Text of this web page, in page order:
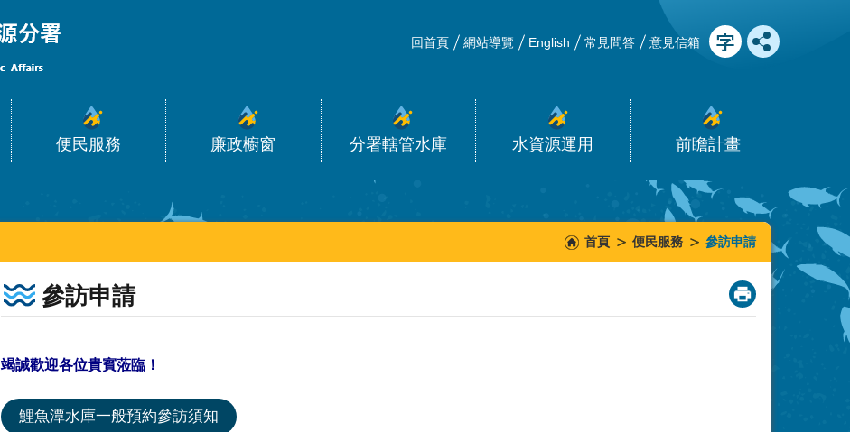
回首頁 網站導覽 English 常見問答 意見信箱
便民服務 廉政櫥窗 分署轄管水庫 水資源運用 前瞻計畫
首頁 便民服務 參訪申請
參訪申請 _
竭誠歡迎各位貴賓蒞臨！
鯉魚潭水庫一般預約參訪須知